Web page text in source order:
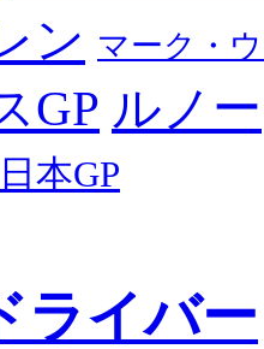
ン マーク・
GP ルノー
日本GP
ライバー